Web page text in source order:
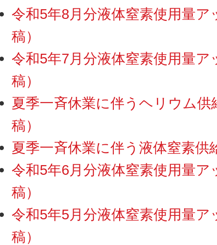
令和5年8月分液体窒素使用量
稿）
令和5年7月分液体窒素使用量
稿）
夏季一斉休業に伴うヘリウム
稿）
夏季一斉休業に伴う液体窒素
令和5年6月分液体窒素使用量
稿）
令和5年5月分液体窒素使用量
稿）